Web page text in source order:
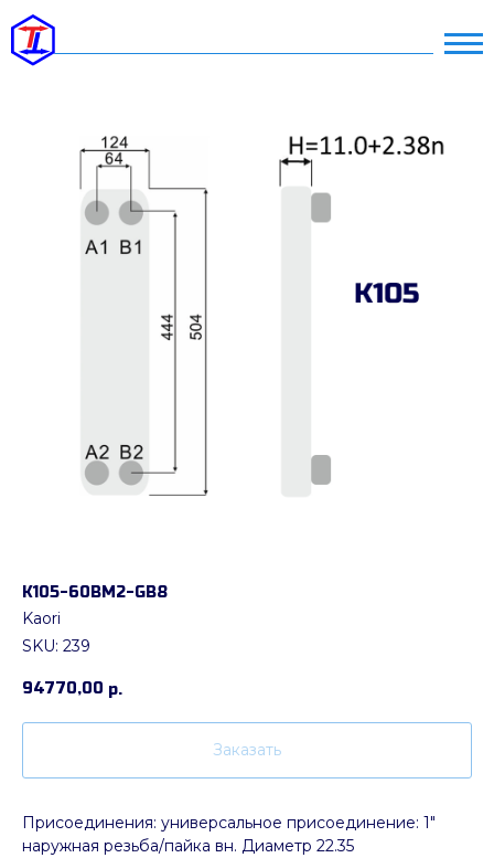
K105-60BM2-GB8
Kaori
SKU: 239
94770,00 р.
Заказать
Присоединения: универсальное присоединение: 1"
наружная резьба/пайка вн. Диаметр 22.35